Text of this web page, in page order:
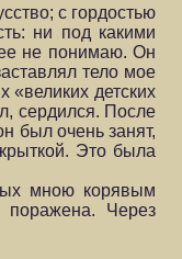
с гордостью
ни под какими
не понимаю. Он
тело мое
детских
сердился. После
был очень занят,
Это была
мною корявым
поражена. Через